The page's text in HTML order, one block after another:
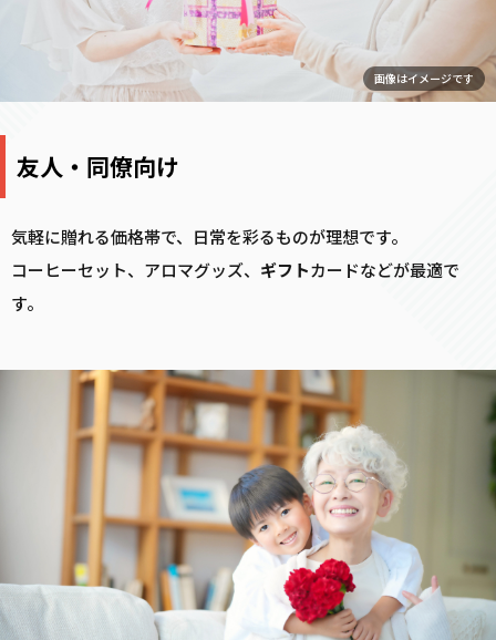
画像はイメージです
友人・同僚向け
気軽に贈れる価格帯で、日常を彩るものが理想です。
コーヒーセット、アロマグッズ、 ギフトカードなどが最適で
す。